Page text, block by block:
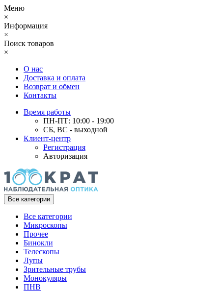
Меню
×
Информация
×
Поиск товаров
×
О нас
Доставка и оплата
Возврат и обмен
Контакты
Время работы
ПН-ПТ: 10:00 - 19:00
СБ, ВС - выходной
Клиент-центр
Регистрация
Авторизация
Все категории
Все категории
Микроскопы
Прочее
Бинокли
Телескопы
Лупы
Зрительные трубы
Монокуляры
ПНВ